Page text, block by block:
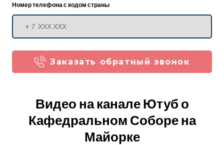
Номер телефона с кодом страны
Заказать обратный звонок
Видео на канале Ютуб о
Кафедральном Соборе на
Майорке